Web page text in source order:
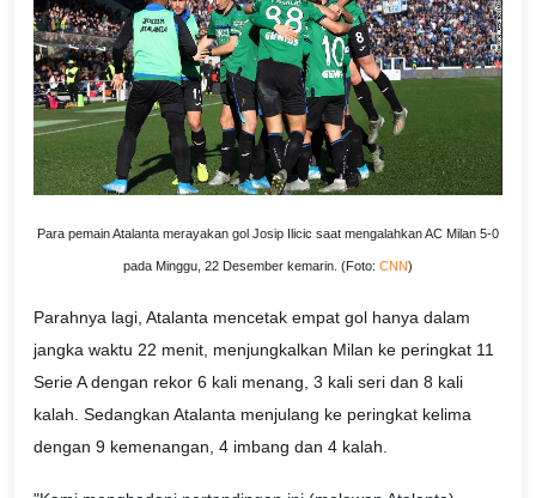
Para pemain Atalanta merayakan gol Josip Ilicic saat mengalahkan AC Milan 5-0
pada Minggu, 22 Desember kemarin. (Foto: CNN)
Parahnya lagi, Atalanta mencetak empat gol hanya dalam
jangka waktu 22 menit, menjungkalkan Milan ke peringkat 11
Serie A dengan rekor 6 kali menang, 3 kali seri dan 8 kali
kalah. Sedangkan Atalanta menjulang ke peringkat kelima
dengan 9 kemenangan, 4 imbang dan 4 kalah.